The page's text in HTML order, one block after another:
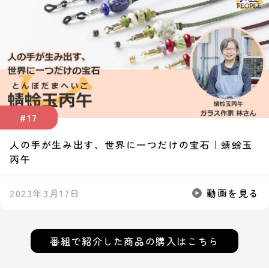
#17
人の手が生み出す、世界に一つだけの宝石｜蜻蛉玉
丙午
2023年3月17日 動画を見る
番組で紹介した商品の購入はこちら